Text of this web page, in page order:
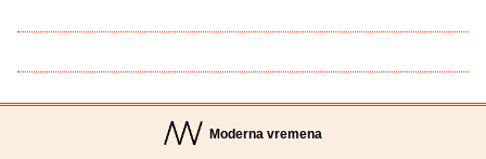
Moderna vremena